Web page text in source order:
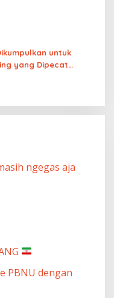
untuk
yang Dipecat
“Free Palestine”
ngegas aja
PBNU dengan